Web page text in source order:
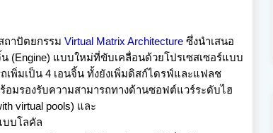
ถาปัตยกรรม Virtual Matrix Architecture ซึ่งนำเสนอ
(Engine) แบบใหม่ที่ขับเคลื่อนด้วยโปรเซสเซอร์แบบ
เพิ่มเป็น 4 เอนจิ้น ทั้งยังเพิ่มดิสก์ไดรฟ์และแฟลช
อมรองรับความสามารถทางด้านซอฟต์แวร์ระดับไฮ
virtual pools) และ
บบโลคัล